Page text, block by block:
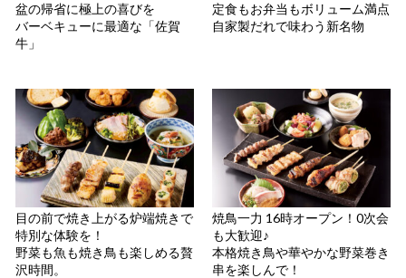
盆の帰省に極上の喜びを
バーベキューに最適な「佐賀
牛」
定食もお弁当もボリューム満点
自家製だれで味わう新名物
目の前で焼き上がる炉端焼きで
特別な体験を！
野菜も魚も焼き鳥も楽しめる贅
沢時間。
焼鳥一力 16時オープン！0次会
も大歓迎♪
本格焼き鳥や華やかな野菜巻き
串を楽しんで！